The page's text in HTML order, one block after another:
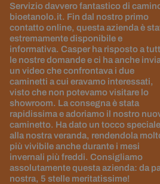
Servizio davvero fantastico di
bioetanolo.it. Fin dal nostro primo
contatto online, questa azienda è
estremamente disponibile e
informativa. Casper ha risposto a
le nostre domande e ci ha anche
un video che confrontava i due
caminetti a cui eravamo interessati,
visto che non potevamo visitare lo
showroom. La consegna è stata
rapidissima e adoriamo il nostro
caminetto. Ha dato un tocco speciale
alla nostra veranda, rendendola
più vivibile anche durante i mesi
invernali più freddi. Consigliamo
assolutamente questa azienda: da
nostra, 5 stelle meritatissime!